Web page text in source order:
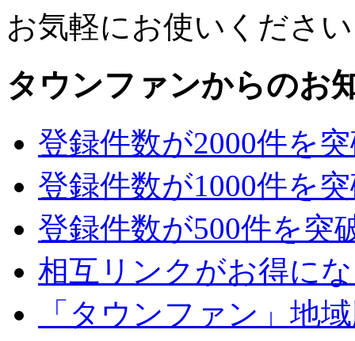
お気軽にお使いくださ
タウンファンからのお
登録件数が2000件を
登録件数が1000件を
登録件数が500件を突
相互リンクがお得に
「タウンファン」地